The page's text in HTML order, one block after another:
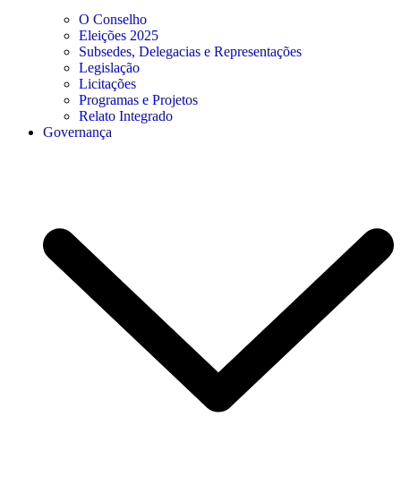
O Conselho
Eleições 2025
Subsedes, Delegacias e Representações
Legislação
Licitações
Programas e Projetos
Relato Integrado
Governança